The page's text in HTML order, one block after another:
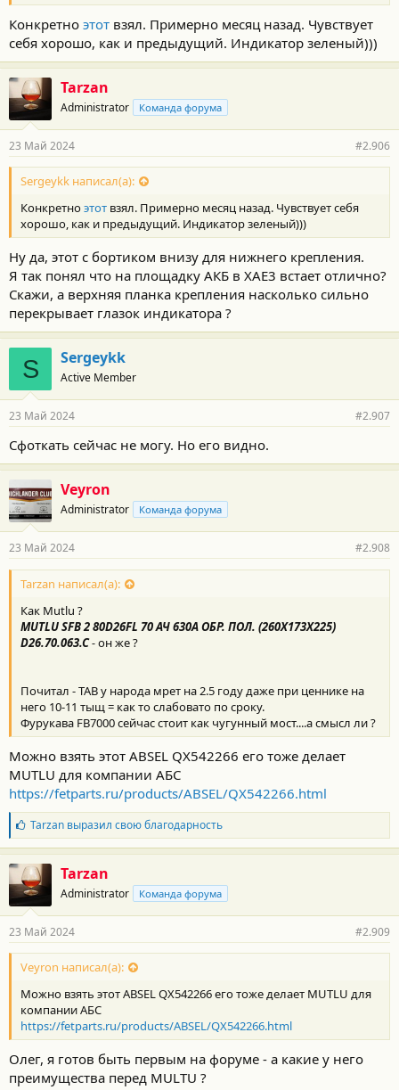
Конкретно этот взял. Примерно месяц назад. Чувствует
себя хорошо, как и предыдущий. Индикатор зеленый)))
Tarzan
Administrator Команда форума
23 Май 2024 #2.906
Sergeykk написал(а):
Конкретноэтот взял. Примерно месяц назад. Чувствует себя
хорошо, как и предыдущий. Индикатор зеленый)))
Ну да, этот с бортиком внизу для нижнего крепления.
Я так понял что на площадку АКБ в ХАЕ3 встает отлично?
Скажи, а верхняя планка крепления насколько сильно
перекрывает глазок индикатора ?
S Sergeykk
Active Member
23 Май 2024 #2.907
Сфоткать сейчас не могу. Но его видно.
Veyron
Administrator Команда форума
23 Май 2024 #2.908
Tarzan написал(а):
Как Mutlu ?
MUTLU SFB 2 80D26FL 70 АЧ 630A ОБР. ПОЛ. (260X173X225)
D26.70.063.C-он же ?
Почитал - TAB у народа мрет на 2.5 году даже при ценнике на
него 10-11 тыщ = как то слабовато по сроку.
Фурукава FB7000 сейчас стоит как чугунный мост....а смысл ли ?
Можно взять этот ABSEL QX542266 его тоже делает
MUTLU для компании АБС
https://fetparts.ru/products/ABSEL/QX542266.html
Б
л
а
г
о
д
а
н
о
с
и
:
Tarzanвыразил свою благодарность
Tarzan
Administrator Команда форума
23 Май 2024 #2.909
Veyron написал(а):
Можно взять этот ABSEL QX542266 его тоже делает MUTLU для
компании АБС
https://fetparts.ru/products/ABSEL/QX542266.html
Олег, я готов быть первым на форуме - а какие у него
преимущества перед MULTU ?